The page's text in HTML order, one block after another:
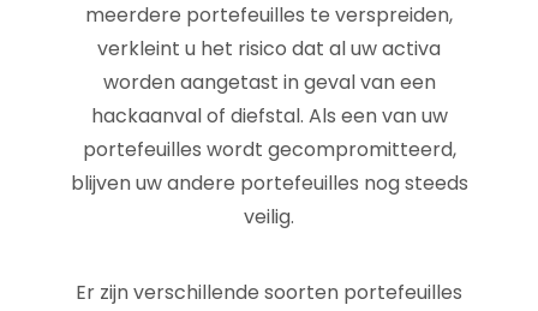
meerdere portefeuilles te verspreiden,
verkleint u het risico dat al uw activa
worden aangetast in geval van een
hackaanval of diefstal. Als een van uw
portefeuilles wordt gecompromitteerd,
blijven uw andere portefeuilles nog steeds
veilig.
Er zijn verschillende soorten portefeuilles